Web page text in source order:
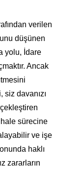
verilen
düşünen
yolu, İdare
Ancak
davanızı
sürecine
ve işe
haklı
zararların